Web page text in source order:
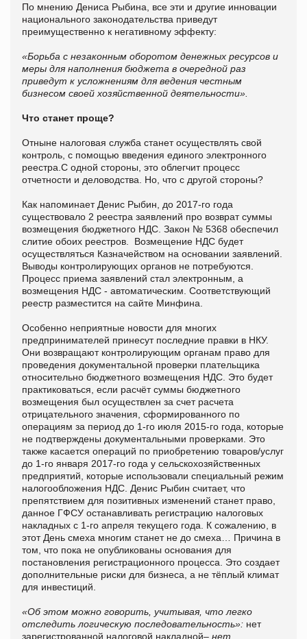
По мнению Дениса Рыбина, все эти и другие инновации
национального законодательства приведут
преимущественно к негативному эффекту:
«Борьба с незаконным оборотом денежных ресурсов и
меры для наполнения бюджета в очередной раз
приведут к усложнениям для ведения честным
бизнесом своей хозяйственной деятельности».
Что станет проще?
Отныне налоговая служба станет осуществлять свой
контроль, с помощью введения единого электронного
реестра.С одной стороны, это облегчит процесс
отчетности и деловодства. Но, что с другой стороны?
Как напоминает Денис Рыбин, до 2017-го года
существовало 2 реестра заявлений про возврат суммы
возмещения бюджетного НДС. Закон № 5368 обеспечил
слитие обоих реестров. Возмещение НДС будет
осуществляться Казначейством на основании заявлений.
Выводы контролирующих органов не потребуются.
Процесс приема заявлений стал электронным, а
возмещения НДС - автоматическим. Соответствующий
реестр разместится на сайте Минфина.
Особенно неприятные новости для многих
предпринимателей принесут последние правки в НКУ.
Они возвращают контролирующим органам право для
проведения документальной проверки плательщика
относительно бюджетного возмещения НДС. Это будет
практиковаться, если расчёт суммы бюджетного
возмещения был осуществлен за счет расчета
отрицательного значения, сформированного по
операциям за период до 1-го июля 2015-го года, которые
не подтверждены документальными проверками. Это
также касается операций по приобретению товаров/услуг
до 1-го января 2017-го года у сельскохозяйственных
предприятий, которые использовали специальный режим
налогообложения НДС. Денис Рыбин считает, что
препятствием для позитивных изменений станет право,
данное ГФСУ останавливать регистрацию налоговых
накладных с 1-го апреля текущего года. К сожалению, в
этот День смеха многим станет не до смеха… Причина в
том, что пока не опубликованы основания для
постановления регистрационного процесса. Это создает
дополнительные риски для бизнеса, а не тёплый климат
для инвестиций.
«Об этом можно говорить, учитывая, что легко
отследить логическую последовательность»: нет
зарегистрованной налоговой накладной– нет